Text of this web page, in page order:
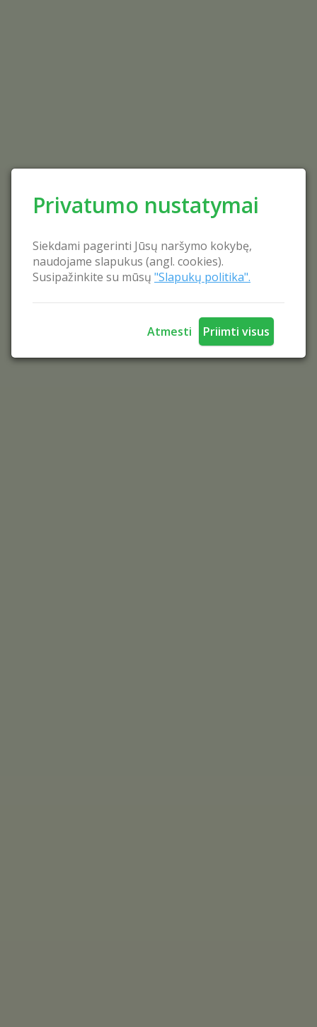
Privatumo nustatymai
Siekdami pagerinti Jūsų naršymo kokybę,
naudojame slapukus (angl. cookies).
Susipažinkite su mūsų "Slapukų politika".
Atmesti Priimti visus